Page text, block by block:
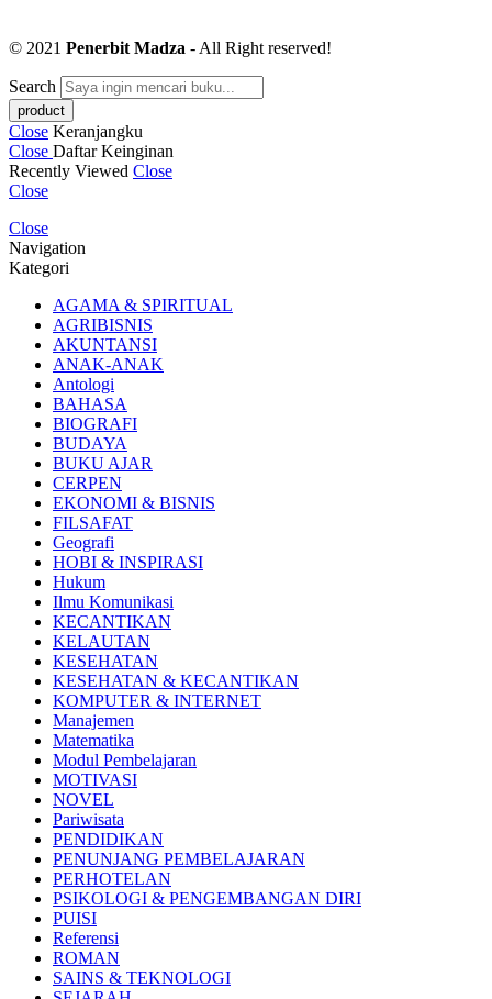
© 2021 Penerbit Madza - All Right reserved!
Search
Close Keranjangku
Close Daftar Keinginan
Recently Viewed Close
Close
Close
Navigation
Kategori
AGAMA & SPIRITUAL
AGRIBISNIS
AKUNTANSI
ANAK-ANAK
Antologi
BAHASA
BIOGRAFI
BUDAYA
BUKU AJAR
CERPEN
EKONOMI & BISNIS
FILSAFAT
Geografi
HOBI & INSPIRASI
Hukum
Ilmu Komunikasi
KECANTIKAN
KELAUTAN
KESEHATAN
KESEHATAN & KECANTIKAN
KOMPUTER & INTERNET
Manajemen
Matematika
Modul Pembelajaran
MOTIVASI
NOVEL
Pariwisata
PENDIDIKAN
PENUNJANG PEMBELAJARAN
PERHOTELAN
PSIKOLOGI & PENGEMBANGAN DIRI
PUISI
Referensi
ROMAN
SAINS & TEKNOLOGI